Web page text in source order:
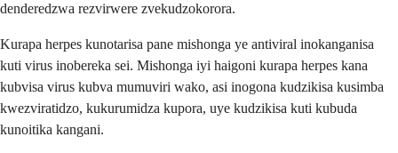
denderedzwa rezvirwere zvekudzokorora.
Kurapa herpes kunotarisa pane mishonga ye antiviral inokanganisa
kuti virus inobereka sei. Mishonga iyi haigoni kurapa herpes kana
kubvisa virus kubva mumuviri wako, asi inogona kudzikisa kusimba
kwezviratidzo, kukurumidza kupora, uye kudzikisa kuti kubuda
kunoitika kangani.